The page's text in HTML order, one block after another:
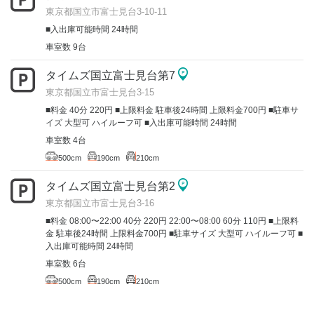
東京都国立市富士見台3-10-11
■入出庫可能時間 24時間
車室数 9台
タイムズ国立富士見台第7
東京都国立市富士見台3-15
■料金 40分 220円 ■上限料金 駐車後24時間 上限料金700円 ■駐車サ
イズ 大型可 ハイルーフ可 ■入出庫可能時間 24時間
車室数 4台
500cm 190cm 210cm
タイムズ国立富士見台第2
東京都国立市富士見台3-16
■料金 08:00〜22:00 40分 220円 22:00〜08:00 60分 110円 ■上限料
金 駐車後24時間 上限料金700円 ■駐車サイズ 大型可 ハイルーフ可 ■
入出庫可能時間 24時間
車室数 6台
500cm 190cm 210cm